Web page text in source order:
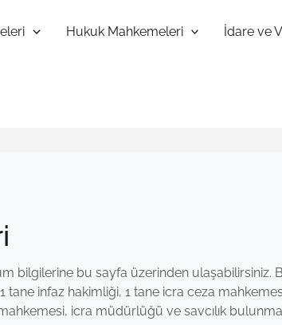
Hukuk Mahkemeleri İdare ve
bu sayfa üzerinden ulaşabilirsiniz.
infaz hakimliği, 1 tane icra ceza
icra müdürlüğü ve savcılık